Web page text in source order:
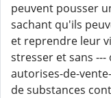
peuvent pousser
sachant qu'ils
et reprendre leur
stresser et sans
autorises-de-
de substances